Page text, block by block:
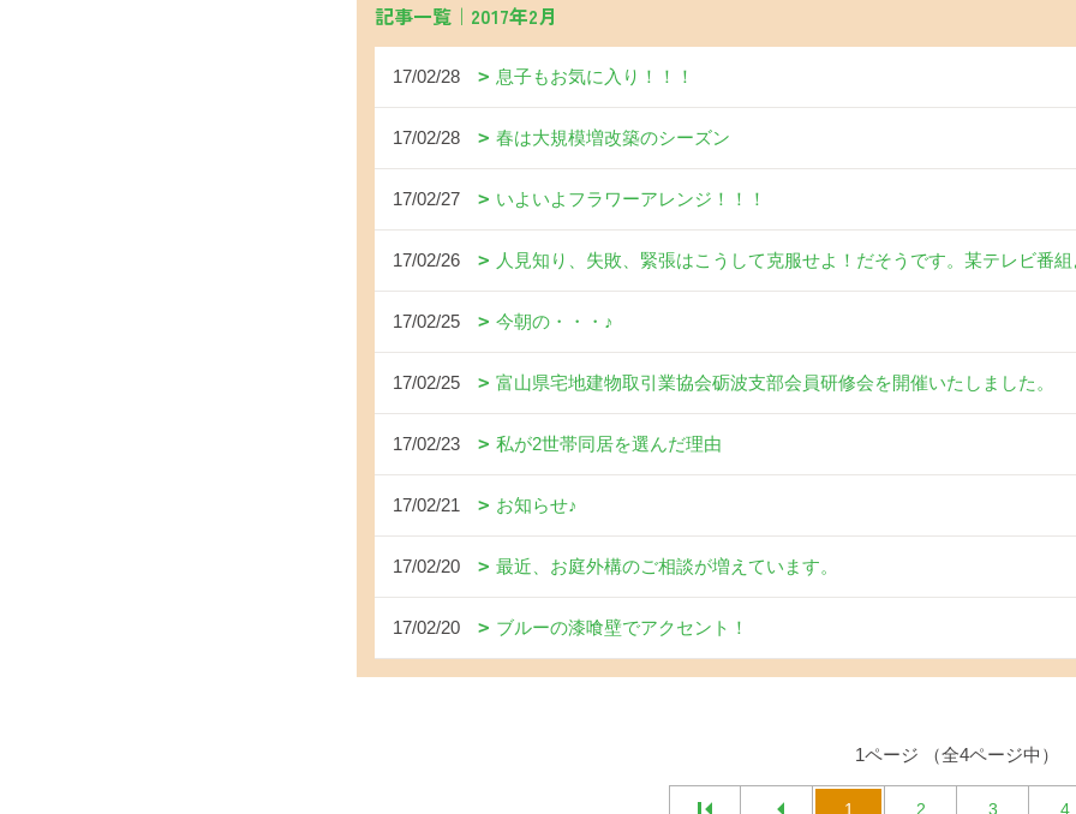
記事一覧｜2017年2月
17/02/28 息子もお気に入り！！！
17/02/28 春は大規模増改築のシーズン
17/02/27 いよいよフラワーアレンジ！！！
17/02/26 人見知り、失敗、緊張はこうして克服せよ！だそうです。某テレビ番
17/02/25 今朝の・・・♪
17/02/25 富山県宅地建物取引業協会砺波支部会員研修会を開催いたしました。
17/02/23 私が2世帯同居を選んだ理由
17/02/21 お知らせ♪
17/02/20 最近、お庭外構のご相談が増えています。
17/02/20 ブルーの漆喰壁でアクセント！
1ページ （全4ページ中）
1 2 3 4